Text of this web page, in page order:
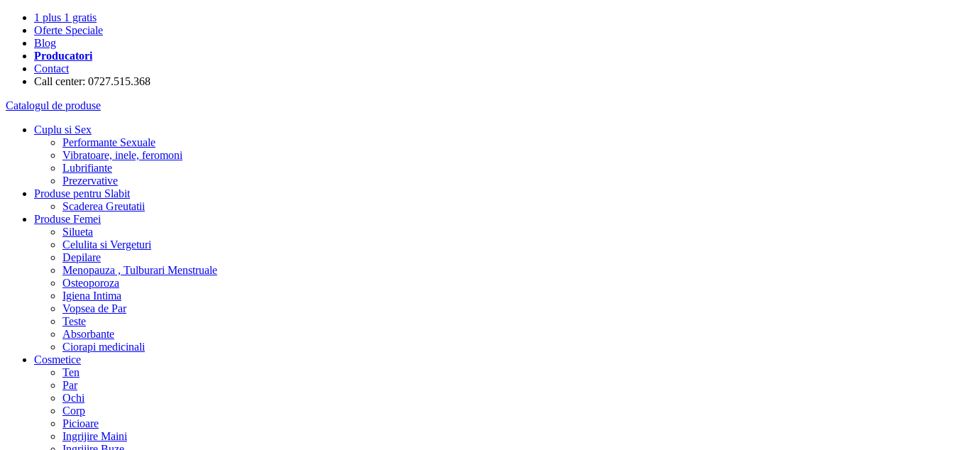
1 plus 1 gratis
Oferte Speciale
Blog
Producatori
Contact
Call center: 0727.515.368
Catalogul de produse
Cuplu si Sex
Performante Sexuale
Vibratoare, inele, feromoni
Lubrifiante
Prezervative
Produse pentru Slabit
Scaderea Greutatii
Produse Femei
Silueta
Celulita si Vergeturi
Depilare
Menopauza , Tulburari Menstruale
Osteoporoza
Igiena Intima
Vopsea de Par
Teste
Absorbante
Ciorapi medicinali
Cosmetice
Ten
Par
Ochi
Corp
Picioare
Ingrijire Maini